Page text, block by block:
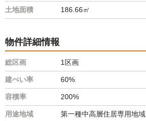
土地面積 186.66㎡
物件詳細情報
総区画 1区画
建ぺい率 60%
容積率 200%
用途地域 第一種中高層住居専用地域